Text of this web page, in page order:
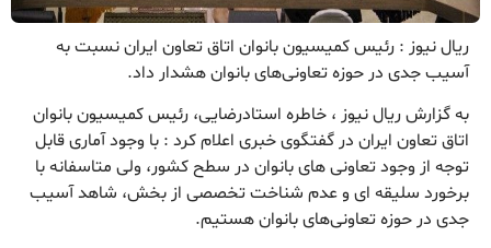
ریال نیوز : رئیس کمیسیون بانوان اتاق تعاون ایران نسبت به
آسیب جدی در حوزه تعاونی‌های بانوان هشدار داد.
به گزارش ریال نیوز ، خاطره استادرضایی، رئیس کمیسیون بانوان
اتاق تعاون ایران در گفتگوی خبری اعلام کرد : با وجود آماری قابل
توجه از وجود تعاونی های بانوان در سطح کشور، ولی متاسفانه با
برخورد سلیقه ای و عدم شناخت تخصصی از بخش، شاهد آسیب
جدی در حوزه تعاونی‌های بانوان هستیم.